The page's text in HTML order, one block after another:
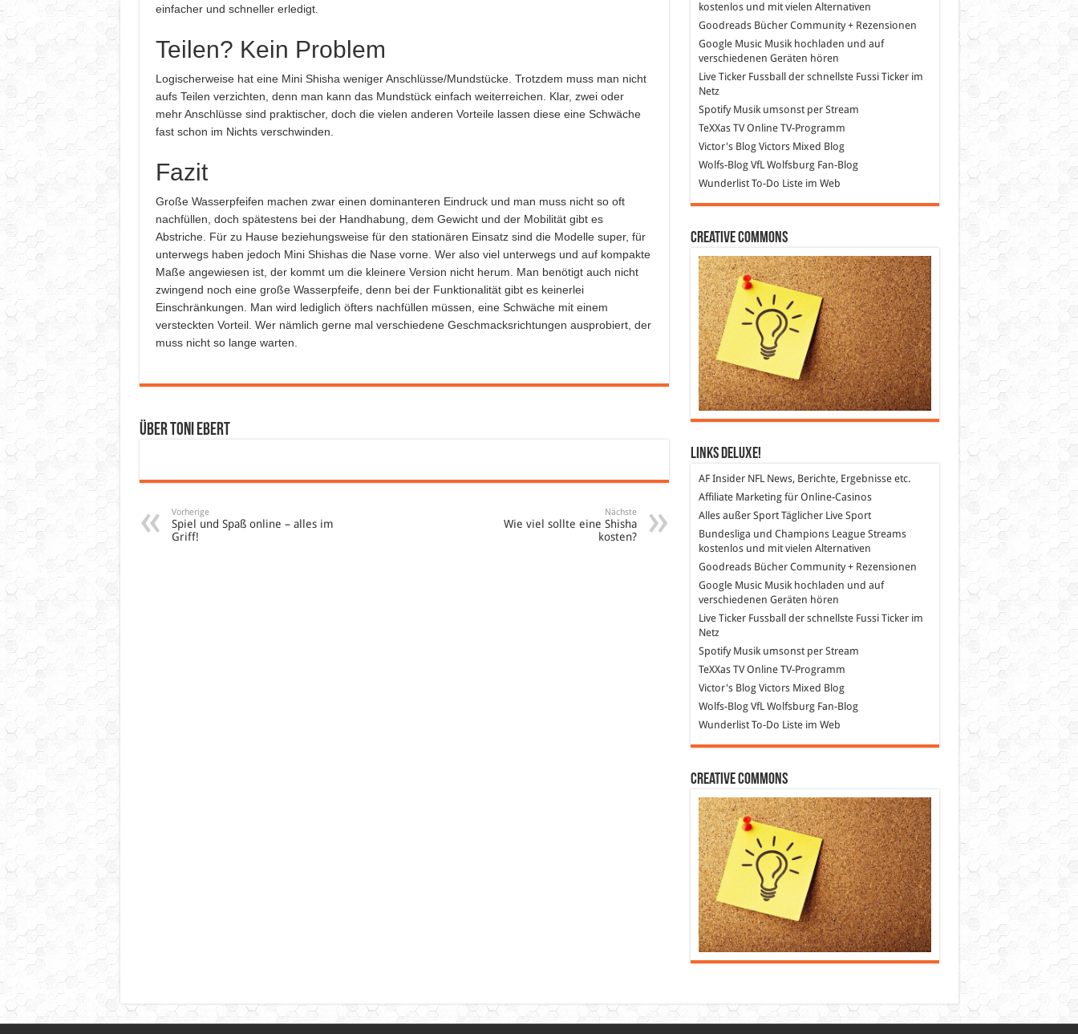
einfacher und schneller erledigt.
Teilen? Kein Problem
Logischerweise hat eine Mini Shisha weniger Anschlüsse/Mundstücke. Trotzdem muss man nicht
aufs Teilen verzichten, denn man kann das Mundstück einfach weiterreichen. Klar, zwei oder
mehr Anschlüsse sind praktischer, doch die vielen anderen Vorteile lassen diese eine Schwäche
fast schon im Nichts verschwinden.
Fazit
Große Wasserpfeifen machen zwar einen dominanteren Eindruck und man muss nicht so oft
nachfüllen, doch spätestens bei der Handhabung, dem Gewicht und der Mobilität gibt es
Abstriche. Für zu Hause beziehungsweise für den stationären Einsatz sind die Modelle super, für
unterwegs haben jedoch Mini Shishas die Nase vorne. Wer also viel unterwegs und auf kompakte
Maße angewiesen ist, der kommt um die kleinere Version nicht herum. Man benötigt auch nicht
zwingend noch eine große Wasserpfeife, denn bei der Funktionalität gibt es keinerlei
Einschränkungen. Man wird lediglich öfters nachfüllen müssen, eine Schwäche mit einem
versteckten Vorteil. Wer nämlich gerne mal verschiedene Geschmacksrichtungen ausprobiert, der
muss nicht so lange warten.
Über Toni Ebert
Vorherige
Spiel und Spaß online – alles im
Griff!
Nächste
Wie viel sollte eine Shisha
kosten?
kostenlos und mit vielen Alternativen
GoodreadsBücher Community + Rezensionen
Google MusicMusik hochladen und auf
verschiedenen Geräten hören
Live Ticker Fussball
der schnellste Fussi Ticker im
Netz
SpotifyMusik umsonst per Stream
TeXXas TVOnline TV-Programm
Victor's BlogVictors Mixed Blog
Wolfs-BlogVfL Wolfsburg Fan-Blog
WunderlistTo-Do Liste im Web
Creative Commons
Links DeLuXe!
AF InsiderNFL News, Berichte, Ergebnisse etc.
Affiliate Marketingfür Online-Casinos
Alles außer SportTäglicher Live Sport
Bundesliga und Champions League Streams
kostenlos und mit vielen Alternativen
GoodreadsBücher Community + Rezensionen
Google MusicMusik hochladen und auf
verschiedenen Geräten hören
Live Ticker Fussball
der schnellste Fussi Ticker im
Netz
SpotifyMusik umsonst per Stream
TeXXas TVOnline TV-Programm
Victor's BlogVictors Mixed Blog
Wolfs-BlogVfL Wolfsburg Fan-Blog
WunderlistTo-Do Liste im Web
Creative Commons